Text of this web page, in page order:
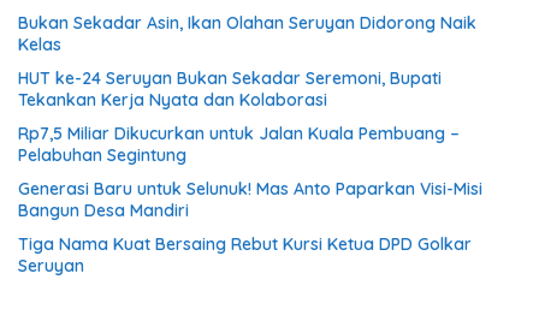
Bukan Sekadar Asin, Ikan Olahan Seruyan Didorong Naik
Kelas
HUT ke-24 Seruyan Bukan Sekadar Seremoni, Bupati
Tekankan Kerja Nyata dan Kolaborasi
Rp7,5 Miliar Dikucurkan untuk Jalan Kuala Pembuang –
Pelabuhan Segintung
Generasi Baru untuk Selunuk! Mas Anto Paparkan Visi-Misi
Bangun Desa Mandiri
Tiga Nama Kuat Bersaing Rebut Kursi Ketua DPD Golkar
Seruyan